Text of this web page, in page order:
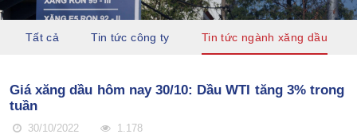
Tất cả Tin tức công ty Tin tức ngành xăng dầu
Giá xăng dầu hôm nay 30/10: Dầu WTI tăng 3% trong
tuần
30/10/2022
1.178